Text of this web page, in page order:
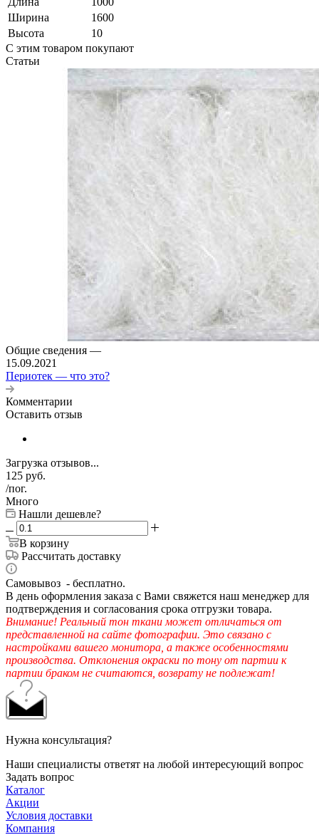
Ширина
1600
Высота
10
С этим товаром покупают
Статьи
Общие сведения —
15.09.2021
Периотек — что это?
Комментарии
Оставить отзыв
Загрузка отзывов...
125 руб.
/пог.
Много
Нашли дешевле?
В корзину
Рассчитать доставку
Самовывоз - бесплатно.
В день оформления заказа с Вами свяжется наш менеджер для
подтверждения и согласования срока отгрузки товара.
Внимание! Реальный тон ткани может отличаться от
представленной на сайте фотографии. Это связано с
настройками вашего монитора, а также особенностями
производства. Отклонения окраски по тону от партии к
партии браком не считаются, возврату не подлежат!
Нужна консультация?
Наши специалисты ответят на любой интересующий вопрос
Задать вопрос
Каталог
Акции
Условия доставки
Компания